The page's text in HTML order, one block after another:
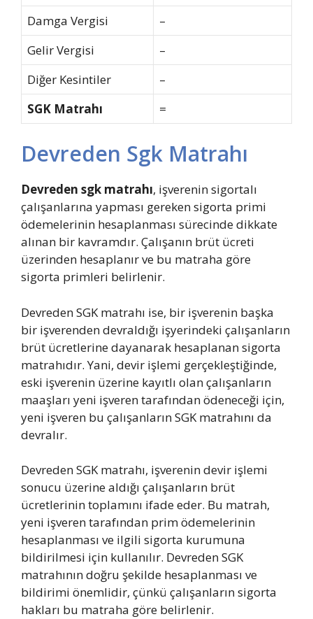
Damga Vergisi
–
Gelir Vergisi
–
Diğer Kesintiler
–
SGK Matrahı
=
Devreden Sgk Matrahı
Devreden sgk matrahı, işverenin sigortalı
çalışanlarına yapması gereken sigorta primi
ödemelerinin hesaplanması sürecinde dikkate
alınan bir kavramdır. Çalışanın brüt ücreti
üzerinden hesaplanır ve bu matraha göre
sigorta primleri belirlenir.
Devreden SGK matrahı ise, bir işverenin başka
bir işverenden devraldığı işyerindeki çalışanların
brüt ücretlerine dayanarak hesaplanan sigorta
matrahıdır. Yani, devir işlemi gerçekleştiğinde,
eski işverenin üzerine kayıtlı olan çalışanların
maaşları yeni işveren tarafından ödeneceği için,
yeni işveren bu çalışanların SGK matrahını da
devralır.
Devreden SGK matrahı, işverenin devir işlemi
sonucu üzerine aldığı çalışanların brüt
ücretlerinin toplamını ifade eder. Bu matrah,
yeni işveren tarafından prim ödemelerinin
hesaplanması ve ilgili sigorta kurumuna
bildirilmesi için kullanılır. Devreden SGK
matrahının doğru şekilde hesaplanması ve
bildirimi önemlidir, çünkü çalışanların sigorta
hakları bu matraha göre belirlenir.